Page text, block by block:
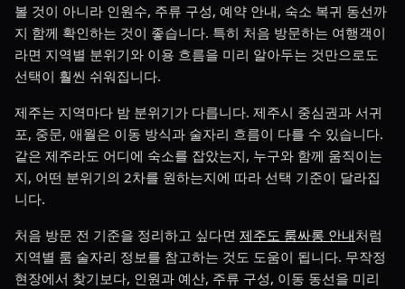
볼 것이 아니라 인원수, 주류 구성, 예약 안내, 숙소 복귀 동선까
지 함께 확인하는 것이 좋습니다. 특히 처음 방문하는 여행객이
라면 지역별 분위기와 이용 흐름을 미리 알아두는 것만으로도
선택이 훨씬 쉬워집니다.
제주는 지역마다 밤 분위기가 다릅니다. 제주시 중심권과 서귀
포, 중문, 애월은 이동 방식과 술자리 흐름이 다를 수 있습니다.
같은 제주라도 어디에 숙소를 잡았는지, 누구와 함께 움직이는
지, 어떤 분위기의 2차를 원하는지에 따라 선택 기준이 달라집
니다.
처음 방문 전 기준을 정리하고 싶다면 제주도 룸싸롱 안내처럼
지역별 룸 술자리 정보를 참고하는 것도 도움이 됩니다. 무작정
현장에서 찾기보다, 인원과 예산, 주류 구성, 이동 동선을 미리